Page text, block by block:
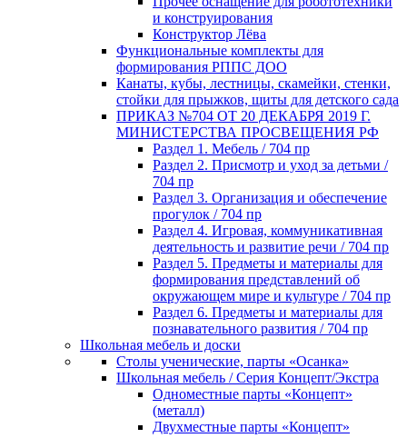
и конструирования
Конструктор Лёва
Функциональные комплекты для
формирования РППС ДОО
Канаты, кубы, лестницы, скамейки, стенки,
стойки для прыжков, щиты для детского сада
ПРИКАЗ №704 ОТ 20 ДЕКАБРЯ 2019 Г.
МИНИСТЕРСТВА ПРОСВЕЩЕНИЯ РФ
Раздел 1. Мебель / 704 пр
Раздел 2. Присмотр и уход за детьми /
704 пр
Раздел 3. Организация и обеспечение
прогулок / 704 пр
Раздел 4. Игровая, коммуникативная
деятельность и развитие речи / 704 пр
Раздел 5. Предметы и материалы для
формирования представлений об
окружающем мире и культуре / 704 пр
Раздел 6. Предметы и материалы для
познавательного развития / 704 пр
Школьная мебель и доски
Столы ученические, парты «Осанка»
Школьная мебель / Серия Концепт/Экстра
Одноместные парты «Концепт»
(металл)
Двухместные парты «Концепт»